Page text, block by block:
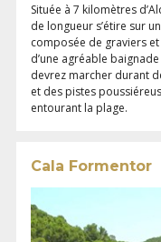
Située à 7 kilomètres
de longueur s’étire sur
composée de graviers
d’une agréable
devrez marcher durant
et des pistes
entourant la plage.
Cala Formentor